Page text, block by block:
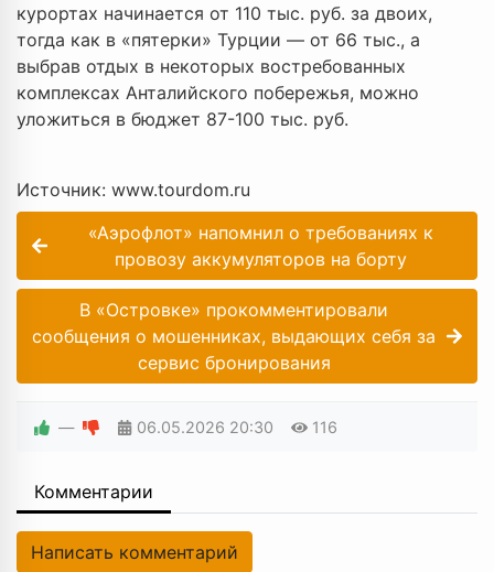
курортах начинается от 110 тыс. руб. за двоих,
тогда как в «пятерки» Турции — от 66 тыс., а
выбрав отдых в некоторых востребованных
комплексах Анталийского побережья, можно
уложиться в бюджет 87-100 тыс. руб.
Источник: www.tourdom.ru
«Аэрофлот» напомнил о требованиях к
провозу аккумуляторов на борту
В «Островке» прокомментировали
сообщения о мошенниках, выдающих себя за
сервис бронирования
— 06.05.2026 20:30 116
Комментарии
Написать комментарий